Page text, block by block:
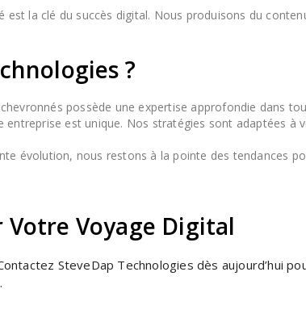
est la clé du succès digital. Nous produisons du
?
possède une expertise approfondie dans
entreprise est unique. Nos stratégies sont adaptées à
évolution, nous restons à la pointe des tendances
Voyage Digital
SteveDap Technologies dès aujourd’hui